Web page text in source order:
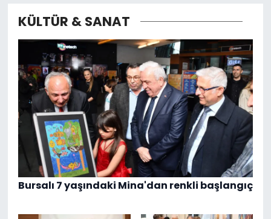
KÜLTÜR & SANAT
Bursalı 7 yaşındaki Mina'dan renkli başlangıç